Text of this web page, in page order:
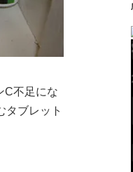
C不足にな
タブレット